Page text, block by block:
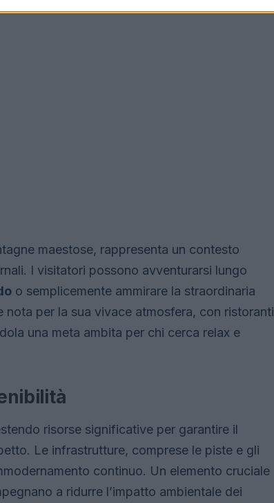
maestose, rappresenta un contesto
I visitatori possono avventurarsi lungo
o semplicemente ammirare la straordinaria
per la sua vivace atmosfera, con ristoranti
una meta ambita per chi cerca relax e
risorse significative per garantire il
Le infrastrutture, comprese le piste e gli
continuo. Un elemento cruciale
a ridurre l’impatto ambientale dei